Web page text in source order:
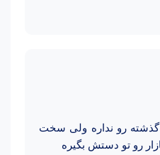
گذشته رو نداره ولی سخت
رو تو دستش بگیره